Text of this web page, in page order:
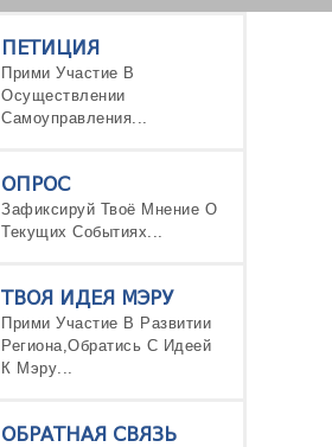
ПЕТИЦИЯ
Прими Участие В
Осуществлении
Самоуправления...
ОПРОС
Зафиксируй Твоё Мнение О
Текущих Событиях...
ТВОЯ ИДЕЯ МЭРУ
Прими Участие В Развитии
Региона,Обратись С Идеей
К Мэру...
ОБРАТНАЯ СВЯЗЬ